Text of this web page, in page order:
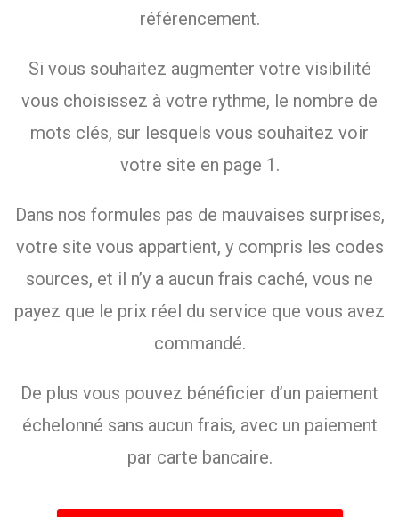
référencement.
Si vous souhaitez augmenter votre visibilité
vous choisissez à votre rythme, le nombre de
mots clés, sur lesquels vous souhaitez voir
votre site en page 1.
Dans nos formules pas de mauvaises surprises,
votre site vous appartient, y compris les codes
sources, et il n’y a aucun frais caché, vous ne
payez que le prix réel du service que vous avez
commandé.
De plus vous pouvez bénéficier d’un paiement
échelonné sans aucun frais, avec un paiement
par carte bancaire.